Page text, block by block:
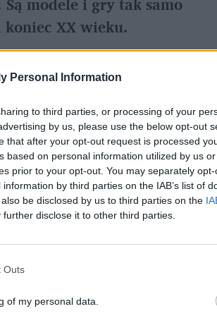
Personal Information
to third parties, or processing of your
by us, please use the below opt-out
that after your opt-out request is processed
based on personal information utilized by us
prior to your opt-out. You may separately
by third parties on the IAB’s list of
be disclosed by us to third parties on the
further disclose it to other third parties.
Outs
of my personal data.
XX wieku.
jest przestarzały. Rozwój
szybko stają się zabytkami.
65... za ponad 81
(wyszło maksymalnie
Commodore 64, ale to też
roku jest przecież w tym